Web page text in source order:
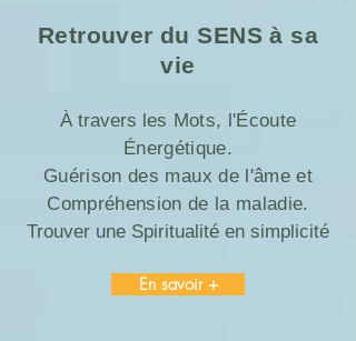
Retrouver du SENS à sa
vie
À travers les Mots, l'Écoute
Énergétique.
Guérison des maux de l'âme et
Compréhension de la maladie.
Trouver une Spiritualité en simplicité
En savoir +